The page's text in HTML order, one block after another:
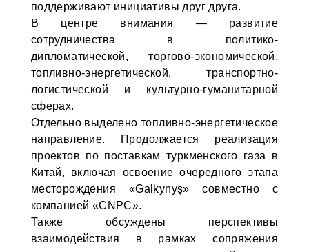
поддерживают инициативы друг друга.
В центре внимания — развитие
сотрудничества в политико-
дипломатической, торгово-экономической,
топливно-энергетической, транспортно-
логистической и культурно-гуманитарной
сферах.
Отдельно выделено топливно-энергетическое
направление. Продолжается реализация
проектов по поставкам туркменского газа в
Китай, включая освоение очередного этапа
месторождения «Galkynyş» совместно с
компанией «CNPC».
Также обсуждены перспективы
взаимодействия в рамках сопряжения